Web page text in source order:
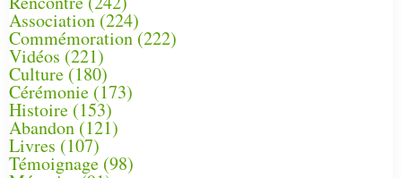
Association (224)
Commémoration(222)
Vidéos (221)
Culture(180)
Cérémonie (173)
Histoire (153)
Abandon(121)
Livres (107)
Témoignage (98)